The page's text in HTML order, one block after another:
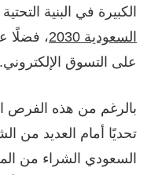
الكبيرة في البنية
السعودية 2030
على التسوق الإلكتروني.
بالرغم من هذه الفرص
تحديًا أمام العديد من
السعودي الشراء من